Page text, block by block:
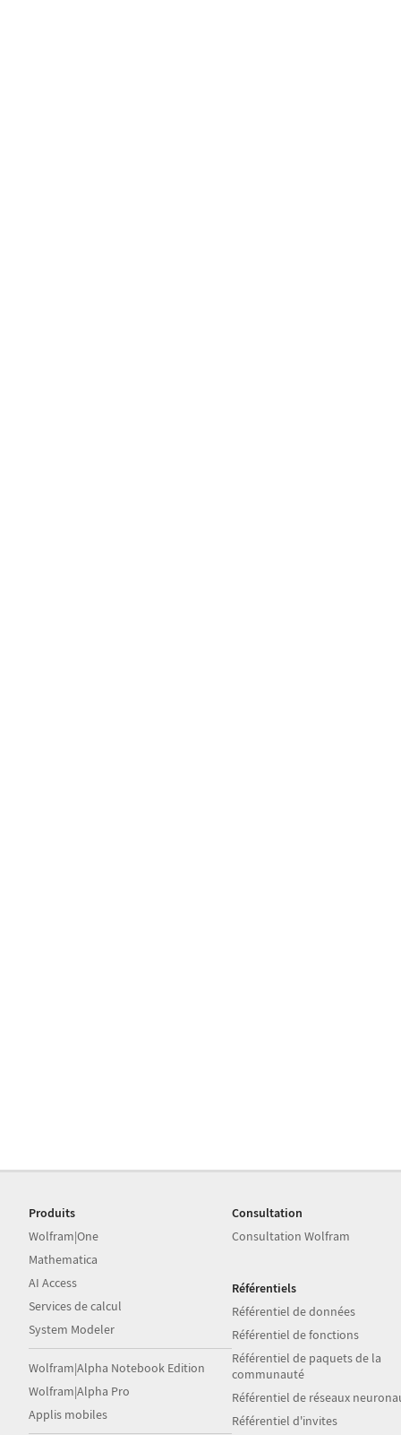
Produits
Wolfram|One
Mathematica
AI Access
Services de calcul
System Modeler
Wolfram|Alpha Notebook Edition
Wolfram|Alpha Pro
Applis mobiles
Consultation
Consultation Wolfram
Référentiels
Référentiel de données
Référentiel de fonctions
Référentiel de paquets de la
communauté
Référentiel de réseaux
Référentiel d'invites